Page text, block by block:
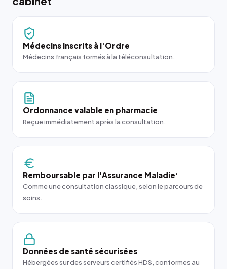
Médecins inscrits à l'Ordre
Médecins français formés à la téléconsultation.
Ordonnance valable en pharmacie
Reçue immédiatement après la consultation.
Remboursable par l'Assurance Maladie*
Comme une consultation classique, selon le parcours de
soins.
Données de santé sécurisées
Hébergées sur des serveurs certifiés HDS, conformes au